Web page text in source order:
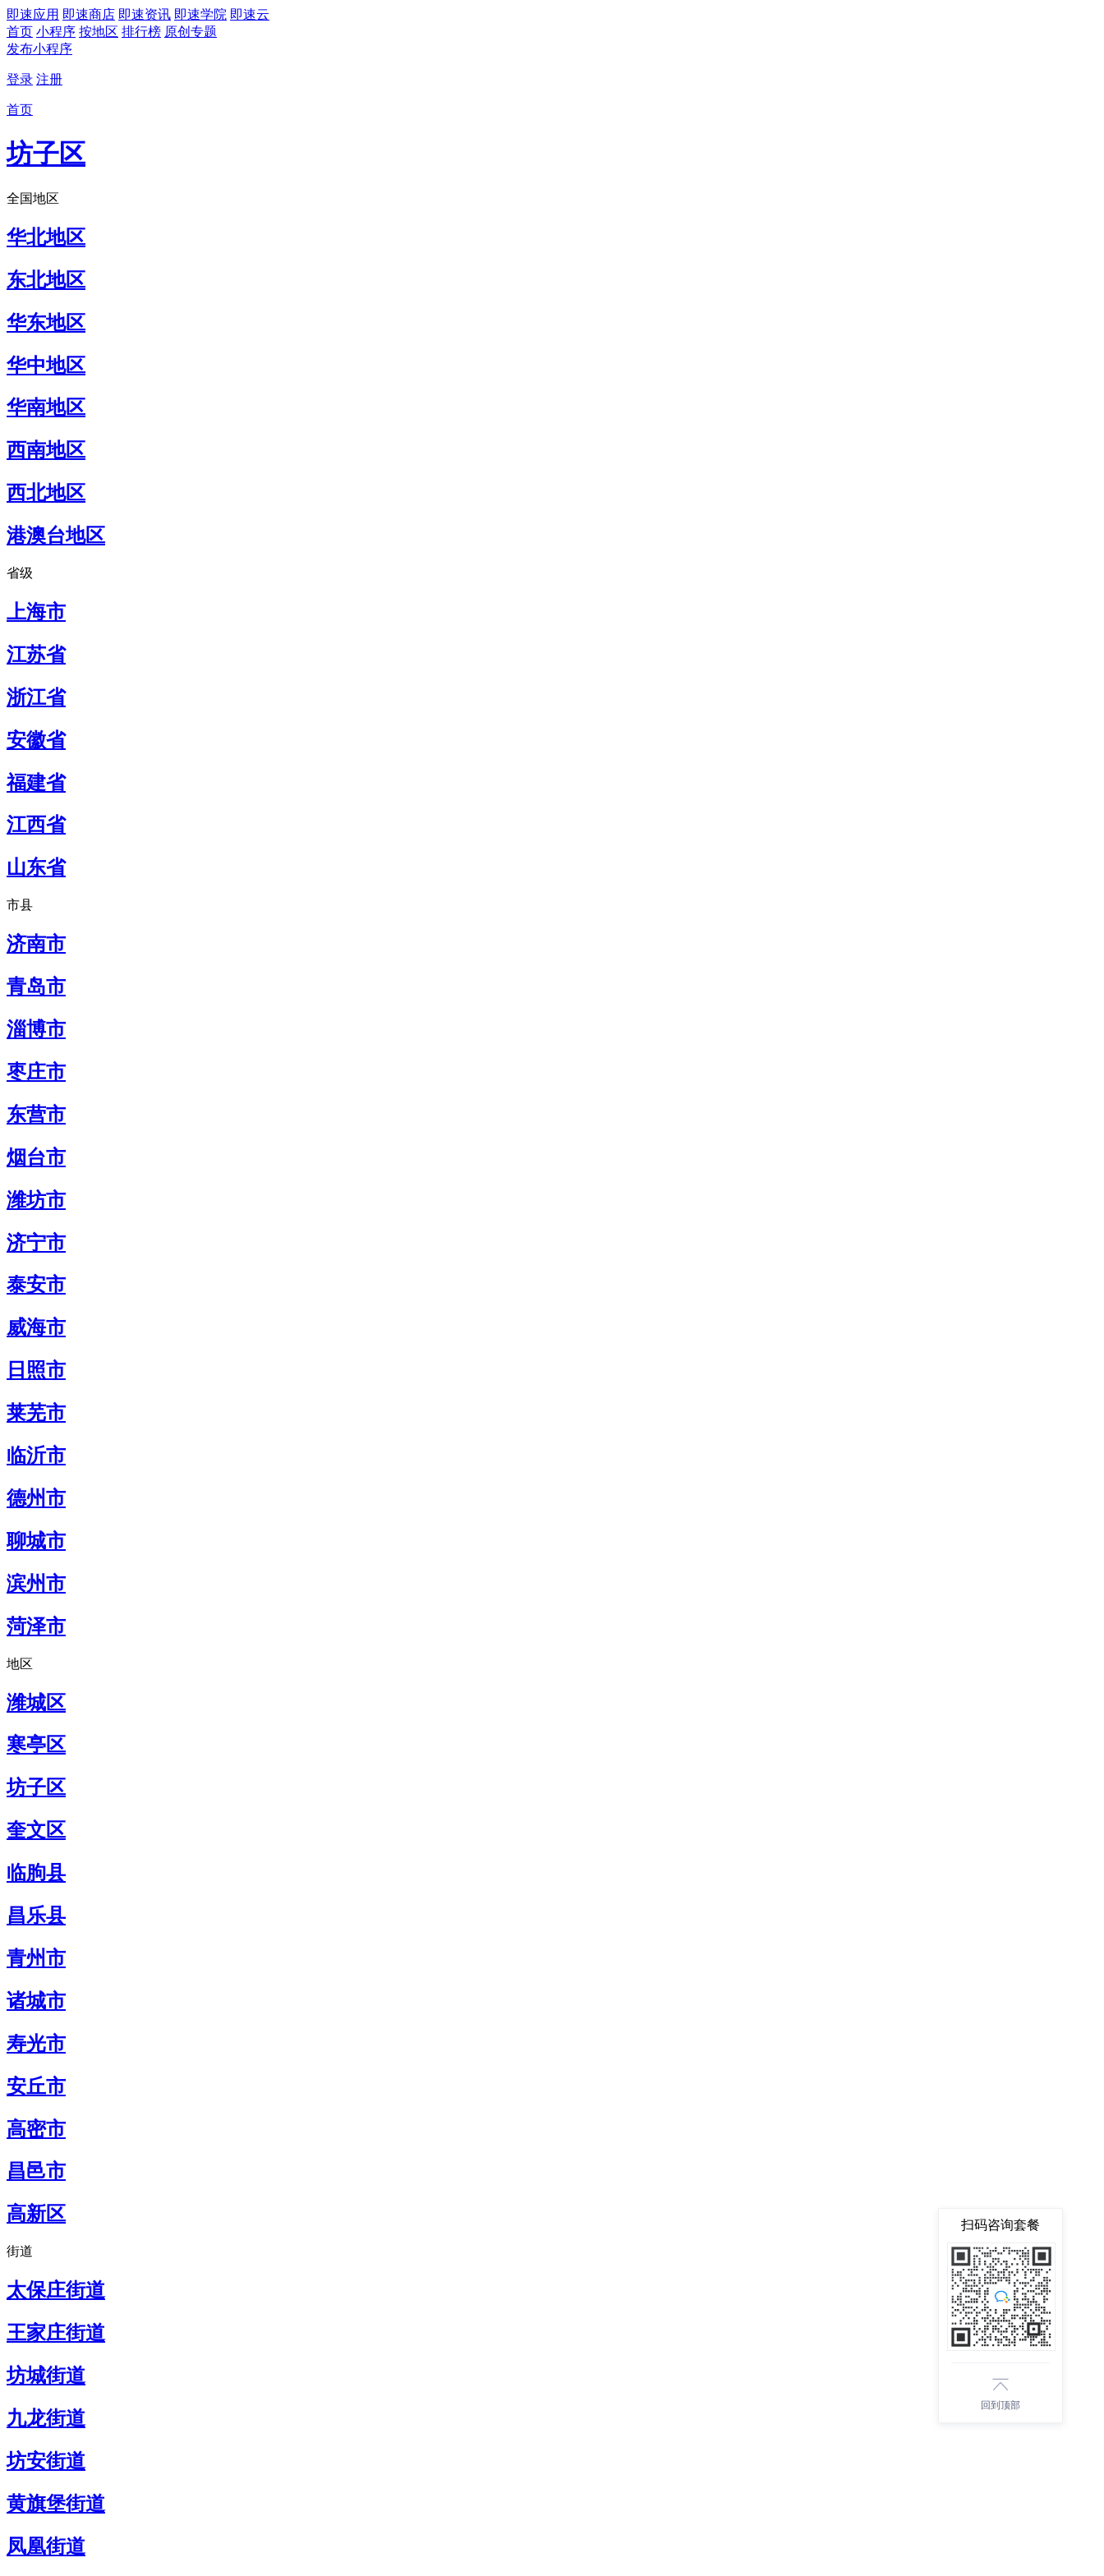
即速应用 即速商店 即速资讯 即速学院 即速云
首页 小程序 按地区 排行榜 原创专题
发布小程序
登录 注册
首页
坊子区
全国地区
华北地区
东北地区
华东地区
华中地区
华南地区
西南地区
西北地区
港澳台地区
省级
上海市
江苏省
浙江省
安徽省
福建省
江西省
山东省
市县
济南市
青岛市
淄博市
枣庄市
东营市
烟台市
潍坊市
济宁市
泰安市
威海市
日照市
莱芜市
临沂市
德州市
聊城市
滨州市
菏泽市
地区
潍城区
寒亭区
坊子区
奎文区
临朐县
昌乐县
青州市
诸城市
寿光市
安丘市
高密市
昌邑市
高新区
街道
太保庄街道
王家庄街道
坊城街道
九龙街道
坊安街道
黄旗堡街道
凤凰街道
扫码咨询套餐
回到顶部